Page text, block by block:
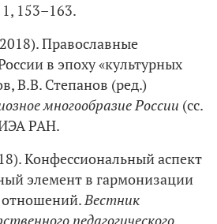
1, 153–163.
Православные
в эпоху «культурных
В.В. Степанов (ред.)
многообразие России (сс.
РАН.
Конфессиональный аспект
элемент в гармонизации
Вестник